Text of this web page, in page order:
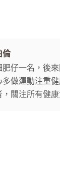
倫
肥仔一名，後
多做運動注重
，關注所有健康